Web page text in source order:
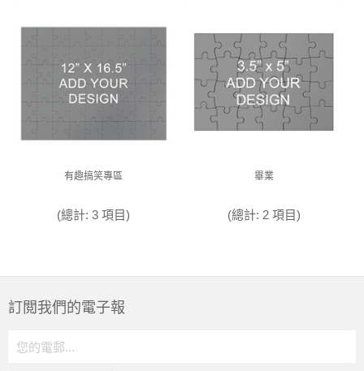
有趣搞笑專區
(總計: 3 項目)
畢業
(總計: 2 項目)
訂閲我們的電子報